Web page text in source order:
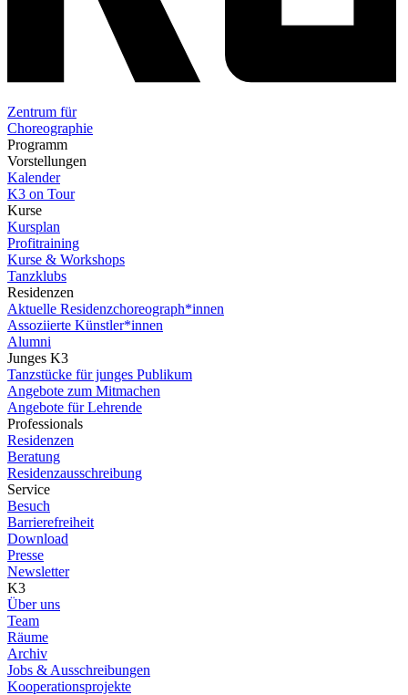
Zentrum für
Choreographie
Programm
Vorstellungen
Kalender
K3 on Tour
Kurse
Kursplan
Profitraining
Kurse & Workshops
Tanzklubs
Residenzen
Aktuelle Residenzchoreograph*innen
Assoziierte Künstler*innen
Alumni
Junges K3
Tanzstücke für junges Publikum
Angebote zum Mitmachen
Angebote für Lehrende
Professionals
Residenzen
Beratung
Residenzausschreibung
Service
Besuch
Barrierefreiheit
Download
Presse
Newsletter
K3
Über uns
Team
Räume
Archiv
Jobs & Ausschreibungen
Kooperationsprojekte